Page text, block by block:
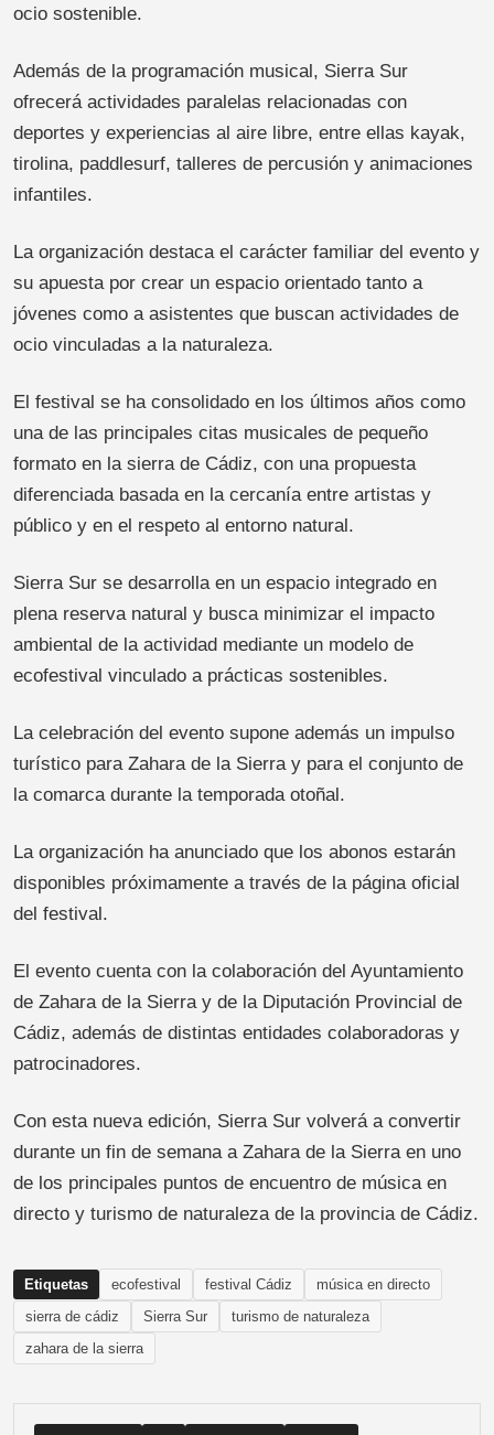
ocio sostenible.
Además de la programación musical, Sierra Sur
ofrecerá actividades paralelas relacionadas con
deportes y experiencias al aire libre, entre ellas kayak,
tirolina, paddlesurf, talleres de percusión y animaciones
infantiles.
La organización destaca el carácter familiar del evento y
su apuesta por crear un espacio orientado tanto a
jóvenes como a asistentes que buscan actividades de
ocio vinculadas a la naturaleza.
El festival se ha consolidado en los últimos años como
una de las principales citas musicales de pequeño
formato en la sierra de Cádiz, con una propuesta
diferenciada basada en la cercanía entre artistas y
público y en el respeto al entorno natural.
Sierra Sur se desarrolla en un espacio integrado en
plena reserva natural y busca minimizar el impacto
ambiental de la actividad mediante un modelo de
ecofestival vinculado a prácticas sostenibles.
La celebración del evento supone además un impulso
turístico para Zahara de la Sierra y para el conjunto de
la comarca durante la temporada otoñal.
La organización ha anunciado que los abonos estarán
disponibles próximamente a través de la página oficial
del festival.
El evento cuenta con la colaboración del Ayuntamiento
de Zahara de la Sierra y de la Diputación Provincial de
Cádiz, además de distintas entidades colaboradoras y
patrocinadores.
Con esta nueva edición, Sierra Sur volverá a convertir
durante un fin de semana a Zahara de la Sierra en uno
de los principales puntos de encuentro de música en
directo y turismo de naturaleza de la provincia de Cádiz.
Etiquetas ecofestival festival Cádiz
música en directo
sierra de cádiz
Sierra Sur
turismo de naturaleza
zahara de la sierra